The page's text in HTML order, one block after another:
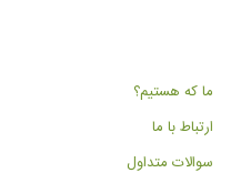
ما که هستیم؟
ارتباط با ما
سوالات متداول